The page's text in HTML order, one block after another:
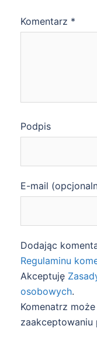
Komentarz *
Podpis
E-mail
Dodając
Regulaminu
Akceptuję
osobowych.
Komenatrz
zaakceptowaniu